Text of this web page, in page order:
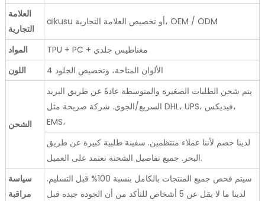
العلامة
التجارية
aikusu أو تخصيص العلامة التجارية، OEM / ODM
المواد
TPU + PC + مغناطيس جلدي
اللون
4 الألوان المتاحة، وتخصيص الجلود
الشحن
يتم شحن الطلبات الصغيرة والمتوسطة عادةً عن طريق البريد
السريع/الجوي. شركة صريحة مثل DHL، UPS، فيديكس،
EMS،
لدينا خصم لأننا عملاء منتظمين. سفينة طلبية كبيرة عن طريق
البحر. جميع تفاصيل الشحنة تعتمد على العميل.
سياسة
مراقبة
سيتم فحص جميع المنتجات بالكامل بنسبة 100% قبل التسليم.
لدينا ما لا يقل عن 5 أشخاص للتأكد من أن الجودة جيدة قبل